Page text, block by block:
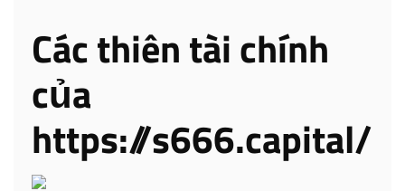
Các thiên tài chính
của
https://s666.capital/